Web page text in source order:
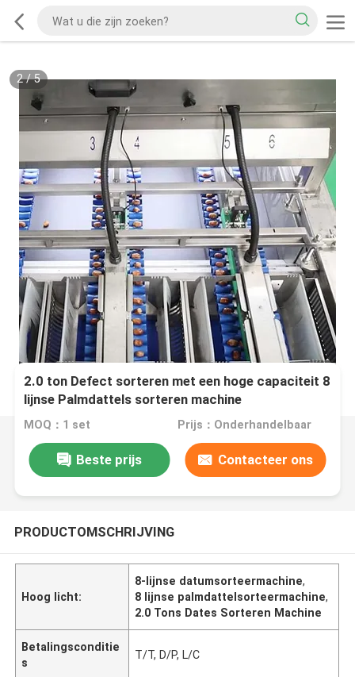
2/5
2.0 ton Defect sorteren met een hoge capaciteit 8
lijnse Palmdattels sorteren machine
MOQ：1 set Prijs：Onderhandelbaar
Beste prijs Contacteer ons
PRODUCTOMSCHRIJVING
Hoog licht:
8-lijnse datumsorteermachine,
8 lijnse palmdattelsorteermachine,
2.0 Tons Dates Sorteren Machine
Betalingsconditie
s
T/T, D/P, L/C